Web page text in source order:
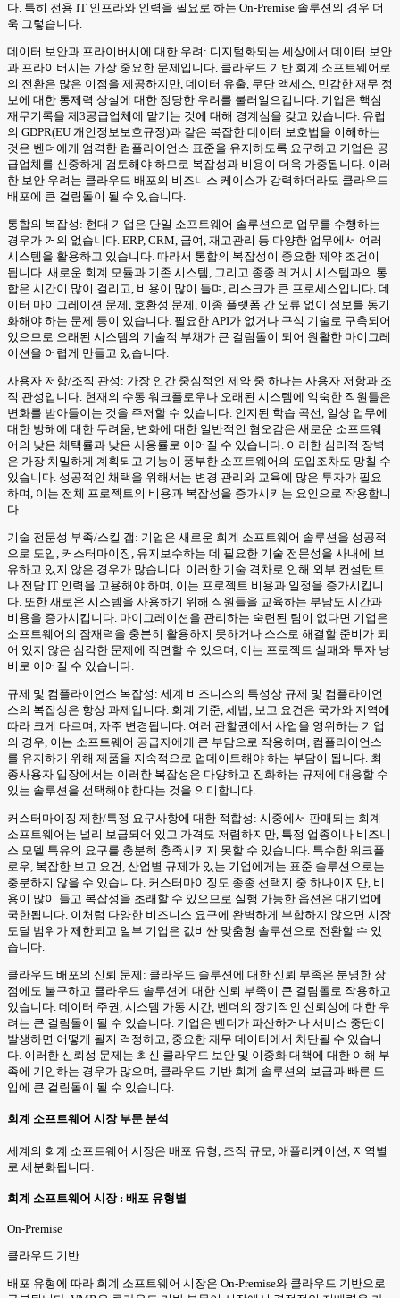
다. 특히 전용 IT 인프라와 인력을 필요로 하는 On-Premise 솔루션의 경우 더
욱 그렇습니다.
데이터 보안과 프라이버시에 대한 우려: 디지털화되는 세상에서 데이터 보안
과 프라이버시는 가장 중요한 문제입니다. 클라우드 기반 회계 소프트웨어로
의 전환은 많은 이점을 제공하지만, 데이터 유출, 무단 액세스, 민감한 재무 정
보에 대한 통제력 상실에 대한 정당한 우려를 불러일으킵니다. 기업은 핵심
재무기록을 제3공급업체에 맡기는 것에 대해 경계심을 갖고 있습니다. 유럽
의 GDPR(EU 개인정보보호규정)과 같은 복잡한 데이터 보호법을 이해하는
것은 벤더에게 엄격한 컴플라이언스 표준을 유지하도록 요구하고 기업은 공
급업체를 신중하게 검토해야 하므로 복잡성과 비용이 더욱 가중됩니다. 이러
한 보안 우려는 클라우드 배포의 비즈니스 케이스가 강력하더라도 클라우드
배포에 큰 걸림돌이 될 수 있습니다.
통합의 복잡성: 현대 기업은 단일 소프트웨어 솔루션으로 업무를 수행하는
경우가 거의 없습니다. ERP, CRM, 급여, 재고관리 등 다양한 업무에서 여러
시스템을 활용하고 있습니다. 따라서 통합의 복잡성이 중요한 제약 조건이
됩니다. 새로운 회계 모듈과 기존 시스템, 그리고 종종 레거시 시스템과의 통
합은 시간이 많이 걸리고, 비용이 많이 들며, 리스크가 큰 프로세스입니다. 데
이터 마이그레이션 문제, 호환성 문제, 이종 플랫폼 간 오류 없이 정보를 동기
화해야 하는 문제 등이 있습니다. 필요한 API가 없거나 구식 기술로 구축되어
있으므로 오래된 시스템의 기술적 부채가 큰 걸림돌이 되어 원활한 마이그레
이션을 어렵게 만들고 있습니다.
사용자 저항/조직 관성: 가장 인간 중심적인 제약 중 하나는 사용자 저항과 조
직 관성입니다. 현재의 수동 워크플로우나 오래된 시스템에 익숙한 직원들은
변화를 받아들이는 것을 주저할 수 있습니다. 인지된 학습 곡선, 일상 업무에
대한 방해에 대한 두려움, 변화에 대한 일반적인 혐오감은 새로운 소프트웨
어의 낮은 채택률과 낮은 사용률로 이어질 수 있습니다. 이러한 심리적 장벽
은 가장 치밀하게 계획되고 기능이 풍부한 소프트웨어의 도입조차도 망칠 수
있습니다. 성공적인 채택을 위해서는 변경 관리와 교육에 많은 투자가 필요
하며, 이는 전체 프로젝트의 비용과 복잡성을 증가시키는 요인으로 작용합니
다.
기술 전문성 부족/스킬 갭: 기업은 새로운 회계 소프트웨어 솔루션을 성공적
으로 도입, 커스터마이징, 유지보수하는 데 필요한 기술 전문성을 사내에 보
유하고 있지 않은 경우가 많습니다. 이러한 기술 격차로 인해 외부 컨설턴트
나 전담 IT 인력을 고용해야 하며, 이는 프로젝트 비용과 일정을 증가시킵니
다. 또한 새로운 시스템을 사용하기 위해 직원들을 교육하는 부담도 시간과
비용을 증가시킵니다. 마이그레이션을 관리하는 숙련된 팀이 없다면 기업은
소프트웨어의 잠재력을 충분히 활용하지 못하거나 스스로 해결할 준비가 되
어 있지 않은 심각한 문제에 직면할 수 있으며, 이는 프로젝트 실패와 투자 낭
비로 이어질 수 있습니다.
규제 및 컴플라이언스 복잡성: 세계 비즈니스의 특성상 규제 및 컴플라이언
스의 복잡성은 항상 과제입니다. 회계 기준, 세법, 보고 요건은 국가와 지역에
따라 크게 다르며, 자주 변경됩니다. 여러 관할권에서 사업을 영위하는 기업
의 경우, 이는 소프트웨어 공급자에게 큰 부담으로 작용하며, 컴플라이언스
를 유지하기 위해 제품을 지속적으로 업데이트해야 하는 부담이 됩니다. 최
종사용자 입장에서는 이러한 복잡성은 다양하고 진화하는 규제에 대응할 수
있는 솔루션을 선택해야 한다는 것을 의미합니다.
커스터마이징 제한/특정 요구사항에 대한 적합성: 시중에서 판매되는 회계
소프트웨어는 널리 보급되어 있고 가격도 저렴하지만, 특정 업종이나 비즈니
스 모델 특유의 요구를 충분히 충족시키지 못할 수 있습니다. 특수한 워크플
로우, 복잡한 보고 요건, 산업별 규제가 있는 기업에게는 표준 솔루션으로는
충분하지 않을 수 있습니다. 커스터마이징도 종종 선택지 중 하나이지만, 비
용이 많이 들고 복잡성을 초래할 수 있으므로 실행 가능한 옵션은 대기업에
국한됩니다. 이처럼 다양한 비즈니스 요구에 완벽하게 부합하지 않으면 시장
도달 범위가 제한되고 일부 기업은 값비싼 맞춤형 솔루션으로 전환할 수 있
습니다.
클라우드 배포의 신뢰 문제: 클라우드 솔루션에 대한 신뢰 부족은 분명한 장
점에도 불구하고 클라우드 솔루션에 대한 신뢰 부족이 큰 걸림돌로 작용하고
있습니다. 데이터 주권, 시스템 가동 시간, 벤더의 장기적인 신뢰성에 대한 우
려는 큰 걸림돌이 될 수 있습니다. 기업은 벤더가 파산하거나 서비스 중단이
발생하면 어떻게 될지 걱정하고, 중요한 재무 데이터에서 차단될 수 있습니
다. 이러한 신뢰성 문제는 최신 클라우드 보안 및 이중화 대책에 대한 이해 부
족에 기인하는 경우가 많으며, 클라우드 기반 회계 솔루션의 보급과 빠른 도
입에 큰 걸림돌이 될 수 있습니다.
회계 소프트웨어 시장 부문 분석
세계의 회계 소프트웨어 시장은 배포 유형, 조직 규모, 애플리케이션, 지역별
로 세분화됩니다.
회계 소프트웨어 시장 : 배포 유형별
On-Premise
클라우드 기반
배포 유형에 따라 회계 소프트웨어 시장은 On-Premise와 클라우드 기반으로